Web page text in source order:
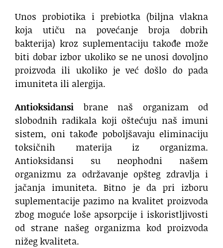
Unos probiotika i prebiotka (biljna vlakna
koja utiču na povećanje broja dobrih
bakterija) kroz suplementaciju takođe može
biti dobar izbor ukoliko se ne unosi dovoljno
proizvoda ili ukoliko je već došlo do pada
imuniteta ili alergija.
Antioksidansi brane naš organizam od
slobodnih radikala koji oštećuju naš imuni
sistem, oni takođe poboljšavaju eliminaciju
toksičnih materija iz organizma.
Antioksidansi su neophodni našem
organizmu za održavanje opšteg zdravlja i
jačanja imuniteta. Bitno je da pri izboru
suplementacije pazimo na kvalitet proizvoda
zbog moguće loše apsorpcije i iskoristljivosti
od strane našeg organizma kod proizvoda
nižeg kvaliteta.